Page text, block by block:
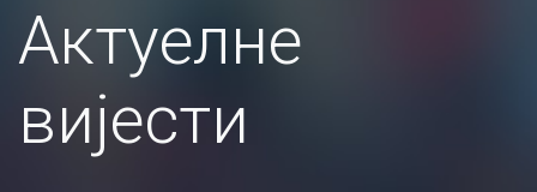
Актуелне
вијести